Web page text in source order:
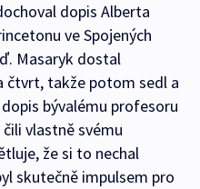
dopis Alberta
ve Spojených
Masaryk dostal
čtvrt, takže potom sedl a
bývalému profesoru
vlastně svému
že si to nechal
skutečně impulsem pro